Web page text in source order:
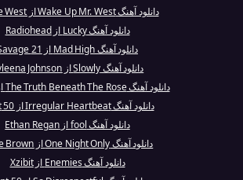
دانلود آهنگ Wake Up Mr. West از Kanye West
دانلود آهنگ Lucky از Radiohead
دانلود آهنگ Mad High از 21 Savage
دانلود آهنگ Slowly از Syleena Johnson
دانلود آهنگ The Truth Beneath The Rose از Withi...
دانلود آهنگ Irregular Heartbeat از 50 Cent
دانلود آهنگ fool از Ethan Regan
دانلود آهنگ One Night Only از Kane Brown
دانلود آهنگ Enemies از Xzibit